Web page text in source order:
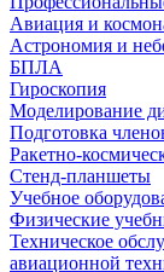
Авиация и
Астрономия и
БПЛА
Гироскопия
Моделирование
Подготовка
Ракетно-
Стенд-планшеты
Учебное
Физические
Техническое
авиационной